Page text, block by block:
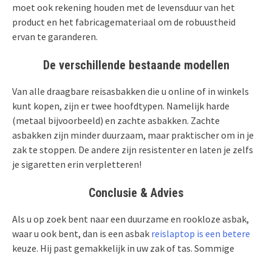
moet ook rekening houden met de levensduur van het
product en het fabricagemateriaal om de robuustheid
ervan te garanderen.
De verschillende bestaande modellen
Van alle draagbare reisasbakken die u online of in winkels
kunt kopen, zijn er twee hoofdtypen. Namelijk harde
(metaal bijvoorbeeld) en zachte asbakken. Zachte
asbakken zijn minder duurzaam, maar praktischer om in je
zak te stoppen. De andere zijn resistenter en laten je zelfs
je sigaretten erin verpletteren!
Conclusie & Advies
Als u op zoek bent naar een duurzame en rookloze asbak,
waar u ook bent, dan is een asbak reislaptop is een betere
keuze. Hij past gemakkelijk in uw zak of tas. Sommige